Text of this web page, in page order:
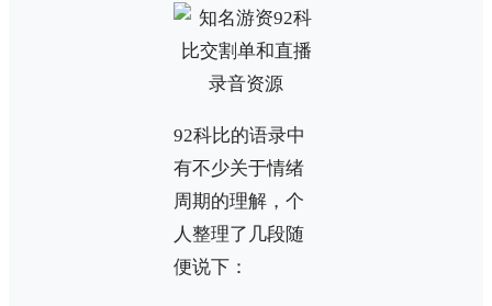
92科比的语录中
有不少关于情绪
周期的理解，个
人整理了几段随
便说下：